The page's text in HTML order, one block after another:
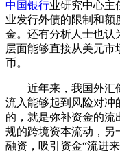
中国银行业研究中心主
业发行外债的限制和额
金。还有分析人士也认
层面能够直接从美元
币。
近年来，我国外汇
流入能够起到风险对冲
的，就是弥补资金的流
规的跨境资本流动，另
融资，吸引资金“流进